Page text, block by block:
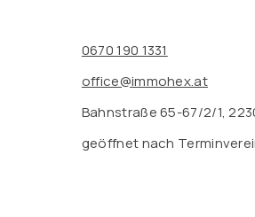
0670 190 1331
office@immohex.at
Bahnstraße 65-67/2/1,
geöffnet nach